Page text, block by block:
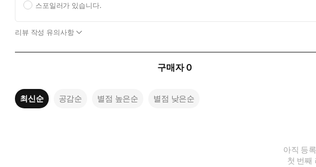
스포일러가 있습니다.
리뷰 작성 유의사항
구매자 0
최신순 공감순 별점 높은순 별점 낮은순
아직 등
첫 번째